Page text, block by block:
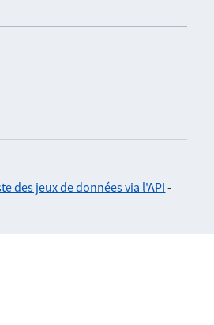
des jeux de données via l'API -